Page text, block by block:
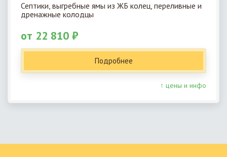
Септики, выгребные ямы из ЖБ колец, переливные и
дренажные колодцы
от 22 810 ₽
Подробнее
↑ цены и инфо